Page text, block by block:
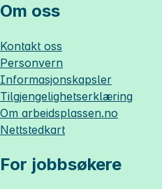
Om oss
Kontakt oss
Personvern
Informasjonskapsler
Tilgjengelighetserklæring
Om arbeidsplassen.no
Nettstedkart
For jobbsøkere